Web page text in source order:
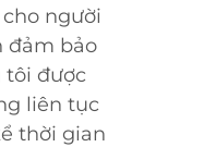
người
đảm bảo
tôi được
liên tục
thời gian